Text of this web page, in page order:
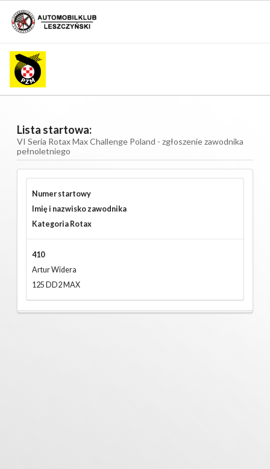
Lista startowa:
VI Seria Rotax Max Challenge Poland - zgłoszenie zawodnika
pełnoletniego
Numer startowy
Imię i nazwisko zawodnika
Kategoria Rotax
410
Artur Widera
125 DD2 MAX